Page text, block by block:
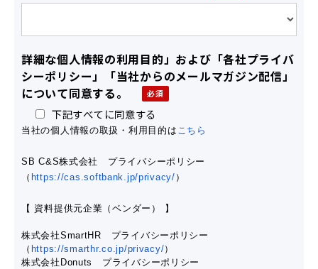
詳細な個人情報の利用目的」および「各社プライバ
シーポリシー」「当社からのメールマガジン配信」
について同意する。
下記すべてに同意する
当社の個人情報の取扱・利用目的は こちら
SB C&S株式会社 プライバシーポリシー
（ https://cas.softbank.jp/privacy/ ）
【 資料提供元企業（ベンダー） 】
株式会社SmartHR プライバシーポリシー
（ https://smarthr.co.jp/privacy/）
株式会社Donuts プライバシーポリシー